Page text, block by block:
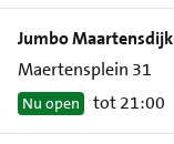
Jumbo
Maertensplein 31
Nu open tot 21:00